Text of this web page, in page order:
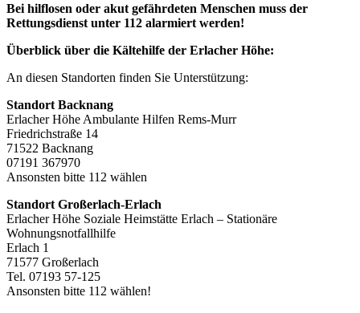
Bei hilflosen oder akut gefährdeten Menschen muss der
Rettungsdienst unter 112 alarmiert werden!
Überblick über die Kältehilfe der Erlacher Höhe:
An diesen Standorten finden Sie Unterstützung:
Standort Backnang
Erlacher Höhe Ambulante Hilfen Rems-Murr
Friedrichstraße 14
71522 Backnang
07191 367970
Ansonsten bitte 112 wählen
Standort Großerlach-Erlach
Erlacher Höhe Soziale Heimstätte Erlach – Stationäre
Wohnungsnotfallhilfe
Erlach 1
71577 Großerlach
Tel. 07193 57-125
Ansonsten bitte 112 wählen!